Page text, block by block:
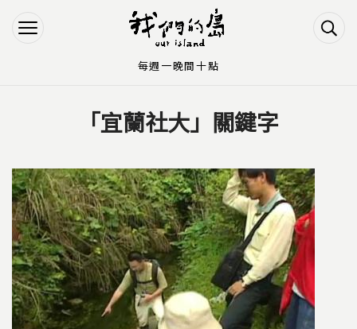
Jump to Navigation
Jump to Main content
「宜蘭社大」關鍵字
每週一晚間十點